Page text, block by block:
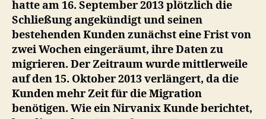
Cloud
Ansatz
zwangsläufig
notwendig
ist.
hatte am 16. September 2013 plötzlich die
Schließung angekündigt und seinen
bestehenden Kunden zunächst eine Frist von
zwei Wochen eingeräumt, ihre Daten zu
migrieren. Der Zeitraum wurde mittlerweile
auf den 15. Oktober 2013 verlängert, da die
Kunden mehr Zeit für die Migration
benötigen. Wie ein Nirvanix Kunde berichtet,